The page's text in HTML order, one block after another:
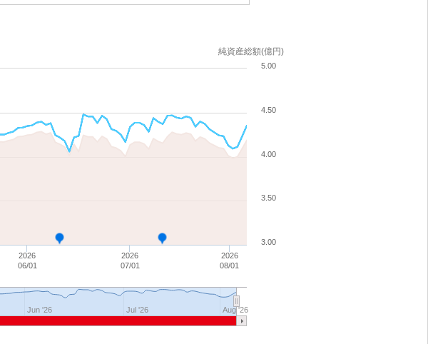
純資産総額(億円)
2026
06/01
2026
07/01
2026
08/01
Jun '26 Jul '26 Aug '26
3.00
3.50
4.00
4.50
5.00